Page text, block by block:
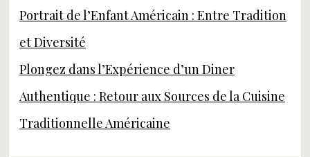
Portrait de l’Enfant Américain : Entre Tradition
et Diversité
Plongez dans l’Expérience d’un Diner
Authentique : Retour aux Sources de la Cuisine
Traditionnelle Américaine